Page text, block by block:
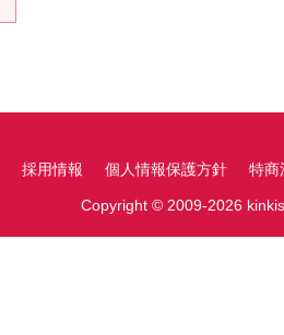
採用情報 個人情報保護方針 特商
Copyright © 2009-2026